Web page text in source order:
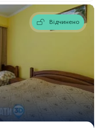
Відчинено